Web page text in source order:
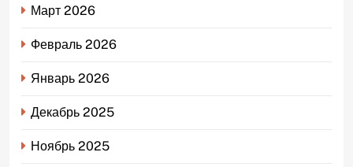
Март 2026
Февраль 2026
Январь 2026
Декабрь 2025
Ноябрь 2025